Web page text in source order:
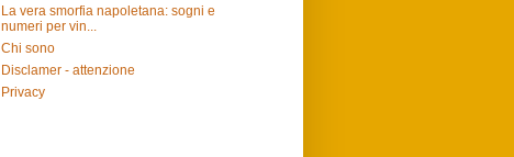
La vera smorfia napoletana: sogni e
numeri per vin...
Chi sono
Disclamer - attenzione
Privacy